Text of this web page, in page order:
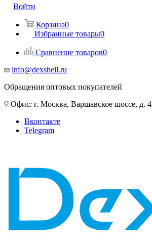
Войти
Корзина0
Избранные товары0
Сравнение товаров0
info@dexshell.ru
Обращения оптовых покупателей
Офис: г. Москва, Варшавское шоссе, д.
Вконтакте
Telegram